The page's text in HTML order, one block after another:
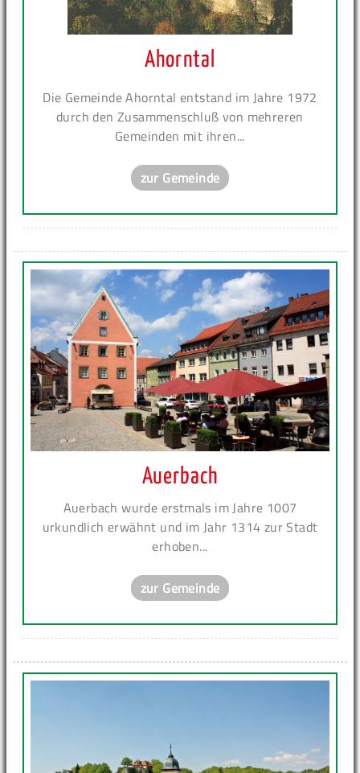
Ahorntal
Die Gemeinde Ahorntal entstand im Jahre 1972
durch den Zusammenschluß von mehreren
Gemeinden mit ihren...
zur Gemeinde
Auerbach
Auerbach wurde erstmals im Jahre 1007
urkundlich erwähnt und im Jahr 1314 zur Stadt
erhoben...
zur Gemeinde